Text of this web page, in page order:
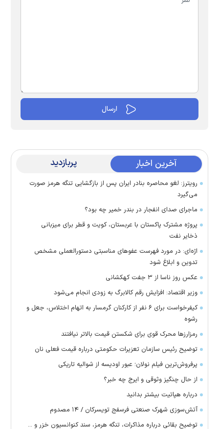
آخرین اخبار پربازدید
رویترز: لغو محاصره بنادر ایران پس از بازگشایی تنگه هرمز صورت
می‌گیرد
ماجرای صدای انفجار در بندر خمیر چه بود؟
پروژه مشترک پاکستان با عربستان، کویت و قطر برای میزبانی
ذخایر نفت
اژه‌ای: در مورد فهرست عفو‌های مناسبتی دستورالعملی مشخص
تدوین و ابلاغ شود
عکس روز ناسا از ۳ جفت کهکشانی
وزیر اقتصاد: افزایش رقم کالابرگ به زودی انجام می‌شود
کیفرخواست برای ۶ نفر از کارکنان گرمسار به اتهام اختلاس، جعل و
رشوه
رمزارز‌ها محرک قوی برای شکستن قیمت بالاتر نیافتند
توضیح رئیس سازمان تعزیرات حکومتی درباره قیمت فعلی نان
پرفروش‌ترین فیلم نولان؛ عبور اودیسه از شوالیه تاریکی
از حال چنگیز وثوقی و ایرج چه خبر؟
درباره هپاتیت بیشتر بدانید
آتش‌سوزی شهرک صنعتی فرسفج تویسرکان / ۱۴ مصدوم
توضیح بقائی درباره مذاکرات، تنگه هرمز، سند کنوانسیون خزر و ...